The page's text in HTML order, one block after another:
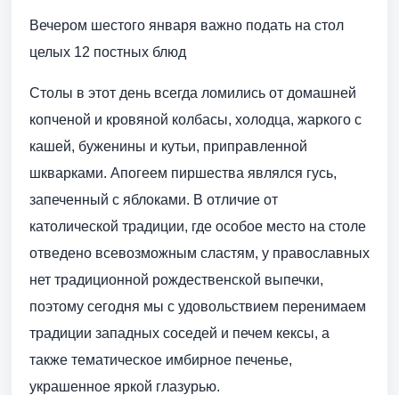
Вечером шестого января важно подать на стол
целых 12 постных блюд
Столы в этот день всегда ломились от домашней
копченой и кровяной колбасы, холодца, жаркого с
кашей, буженины и кутьи, приправленной
шкварками. Апогеем пиршества являлся гусь,
запеченный с яблоками. В отличие от
католической традиции, где особое место на столе
отведено всевозможным сластям, у православных
нет традиционной рождественской выпечки,
поэтому сегодня мы с удовольствием перенимаем
традиции западных соседей и печем кексы, а
также тематическое имбирное печенье,
украшенное яркой глазурью.